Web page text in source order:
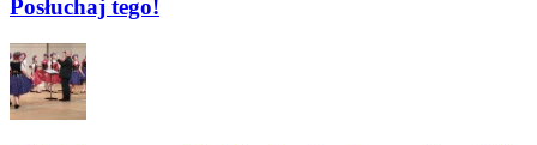
Posłuchaj tego!